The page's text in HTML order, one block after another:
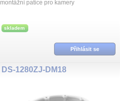
montážní patice pro kamery
skladem
Přihlásit se
DS-1280ZJ-DM18